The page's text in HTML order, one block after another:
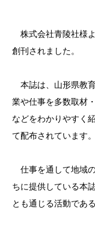
株式会社青陵社様
創刊されました。
本誌は、山形県教
業や仕事を多数取材
などをわかりやすく
て配布されています。
仕事を通して地域
ちに提供している本
とも通じる活動であ